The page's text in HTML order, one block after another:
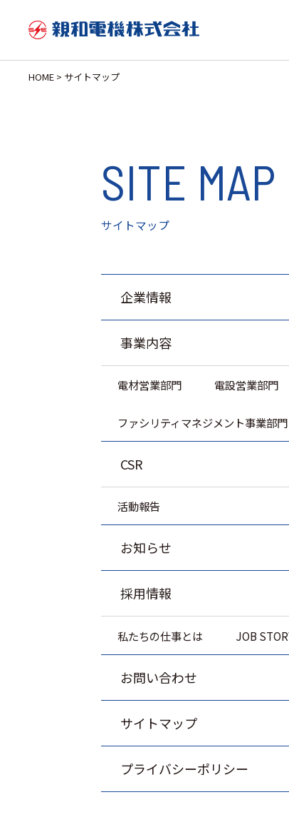
HOME > サイトマップ
SITE MAP
サイトマップ
企業情報
事業内容
電材営業部門 電設営業部門
ファシリティマネジメント事業部門
CSR
活動報告
お知らせ
採用情報
私たちの仕事とは JOB
お問い合わせ
サイトマップ
プライバシーポリシー